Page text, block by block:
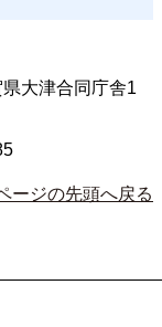
大津合同庁舎1
ージの先頭へ戻る